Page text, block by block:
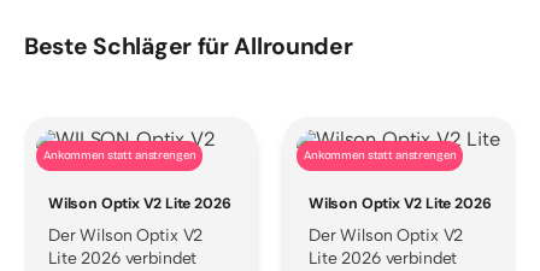
Beste Schläger für Allrounder
Ankommen statt anstrengen
Wilson Optix V2 Lite 2026
Der Wilson Optix V2
Lite 2026 verbindet
Ankommen statt anstrengen
Wilson Optix V2 Lite 2026
Der Wilson Optix V2
Lite 2026 verbindet